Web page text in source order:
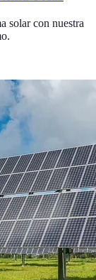
solar con nuestra